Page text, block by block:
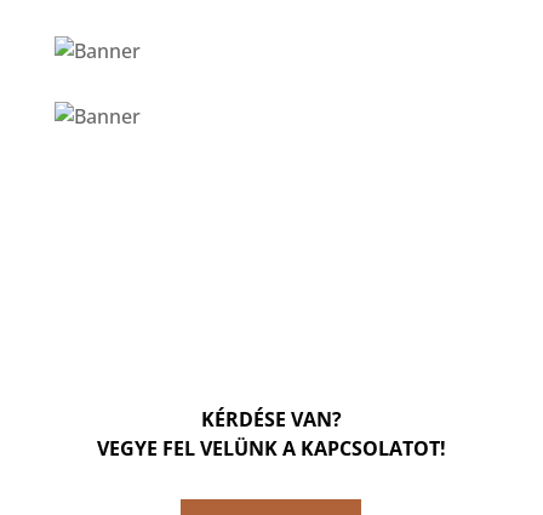
KÉRDÉSE VAN?
VEGYE FEL VELÜNK A KAPCSOLATOT!